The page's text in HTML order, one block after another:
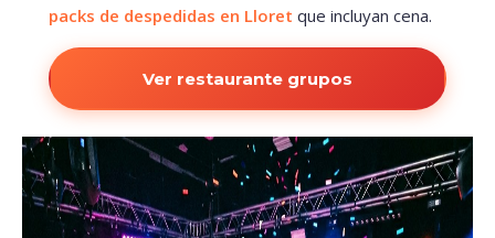
packs de despedidas en Lloret que incluyan cena.
Ver restaurante grupos